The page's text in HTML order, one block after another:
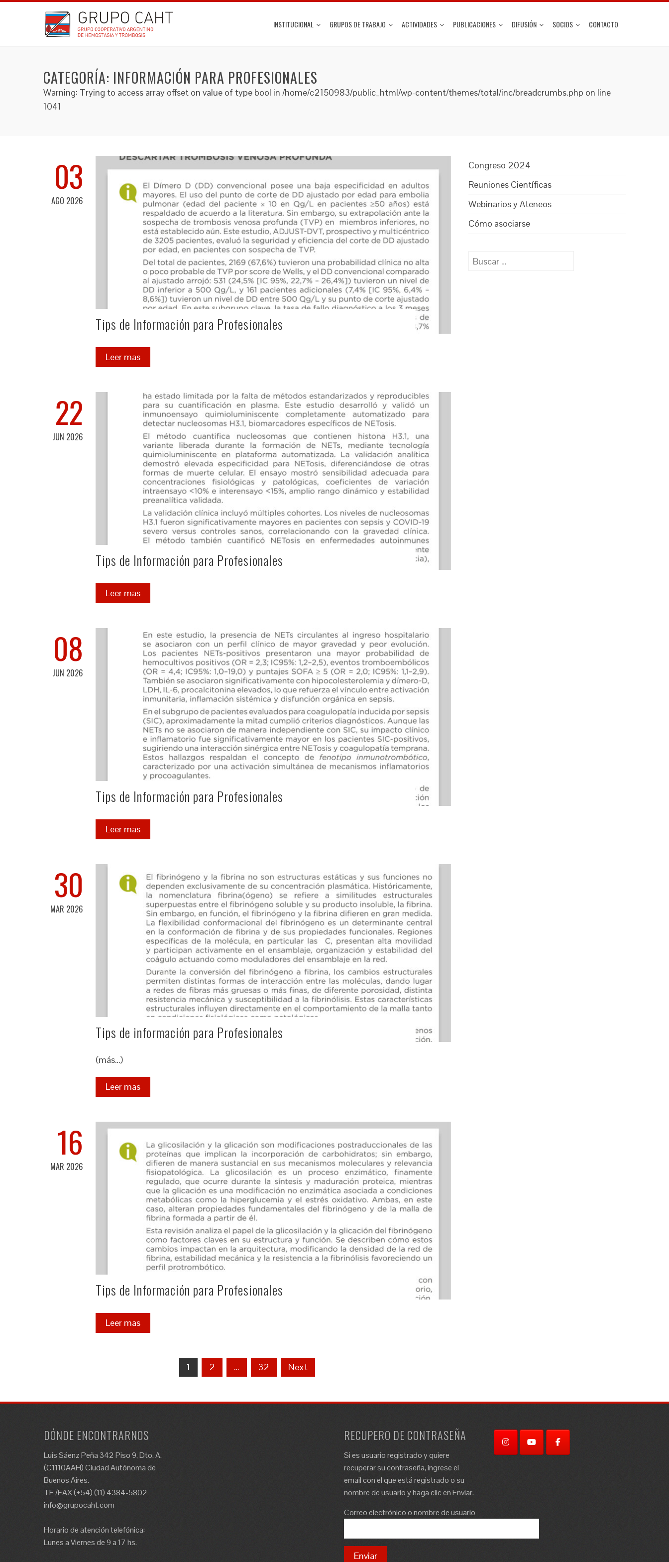
INSTITUCIONAL GRUPOS DE TRABAJO ACTIVIDADES PUBLICACIONES DIFUSIÓN SOCIOS CONTACTO
CATEGORÍA: INFORMACIÓN PARA PROFESIONALES
Warning: Trying to access array offset on value of type bool in /home/c2150983/public_html/wp-content/themes/total/inc/breadcrumbs.php on line
1041
03
AGO 2026
Tips de Información para Profesionales
Leer mas
22
JUN 2026
Tips de Información para Profesionales
Leer mas
08
JUN 2026
Tips de Información para Profesionales
Leer mas
30
MAR 2026
Tips de información para Profesionales
(más…)
Leer mas
16
MAR 2026
Tips de Información para Profesionales
Leer mas
1 2 … 32 Next
Congreso 2024
Reuniones Científicas
Webinarios y Ateneos
Cómo asociarse
Buscar:
DÓNDE ENCONTRARNOS
Luis Sáenz Peña 342 Piso 9, Dto. A.
(C1110AAH) Ciudad Autónoma de
Buenos Aires.
TE /FAX (+54) (11) 4384-5802
info@grupocaht.com
Horario de atención telefónica:
Lunes a Viernes de 9 a 17 hs.
RECUPERO DE CONTRASEÑA
Si es usuario registrado y quiere
recuperar su contraseña, ingrese el
email con el que está registrado o su
nombre de usuario y haga clic en Enviar.
Correo electrónico o nombre de usuario